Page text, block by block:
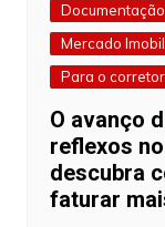
Mercado
Para o corretor
O avanço
reflexos
descubra
faturar